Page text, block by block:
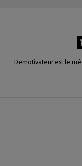
Demotivateur est le